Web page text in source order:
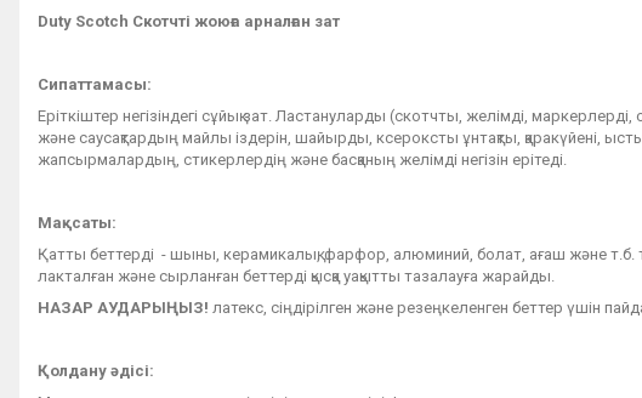
Duty Scotch Скотчті жоюға арналған зат
Сипаттамасы:
Еріткіштер негізіндегі сұйық зат. Ластануларды (скотчты, желімді,
және саусақтардың майлы іздерін, шайырды, ксероксты ұнтақты, қаракүйені,
жапсырмалардың, стикерлердің және басқаның желімді негізін ерітеді.
Мақсаты:
Қатты беттерді - шыны, керамикалық, фарфор, алюминий, болат, ағаш және т.б.
лакталған және сырланған беттерді қысқа уақытты тазалауға жарайды.
НАЗАР АУДАРЫҢЫЗ! латекс, сіңдірілген және резеңкеленген беттер үшін
Қолдану әдісі: